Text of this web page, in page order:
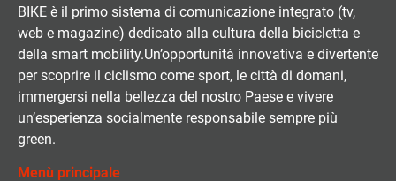
BIKE è il primo sistema di comunicazione integrato (tv,
web e magazine) dedicato alla cultura della bicicletta e
della smart mobility.Un’opportunità innovativa e divertente
per scoprire il ciclismo come sport, le città di domani,
immergersi nella bellezza del nostro Paese e vivere
un’esperienza socialmente responsabile sempre più
green.
Menù principale